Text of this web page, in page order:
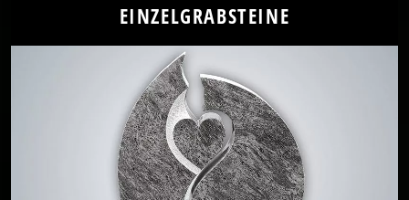
EINZELGRABSTEINE